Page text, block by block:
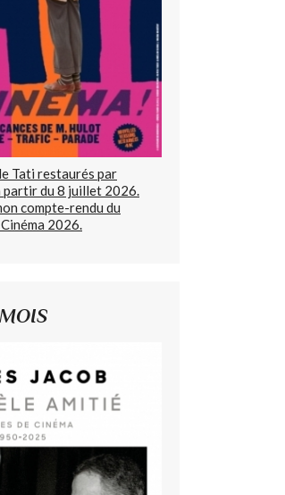
Tati restaurés par
partir du 8 juillet 2026.
compte-rendu du
2026.